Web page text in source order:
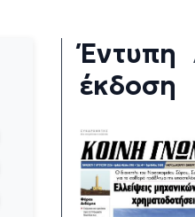
Έντυπη
έκδοση